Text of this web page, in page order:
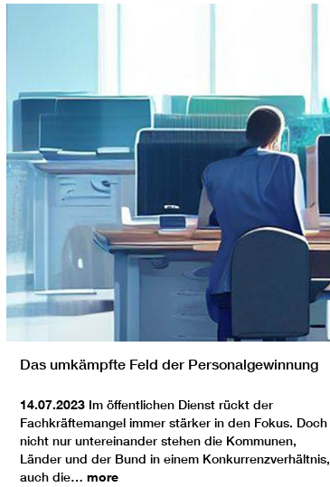
Das umkämpfte Feld der Personalgewinnung
14.07.2023 Im öffentlichen Dienst rückt der
Fachkräftemangel immer stärker in den Fokus. Doch
nicht nur untereinander stehen die Kommunen,
Länder und der Bund in einem Konkurrenzverhältnis,
auch die…more